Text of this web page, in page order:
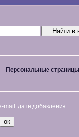
Персональные страницы
mail дате добавления